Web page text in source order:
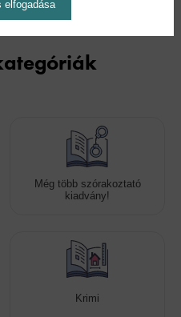
Még több szórakoztató
kiadvány!
Krimi
elfogadása